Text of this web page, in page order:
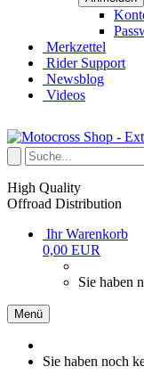
Merkzettel
Rider Support
Newsblog
Videos
High Quality
Offroad Distribution
Ihr Warenkorb
0,00 EUR
Sie haben
Menü
Sie haben noch